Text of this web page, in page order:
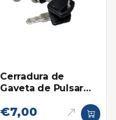
Cerradura de
Gaveta de Pulsar
€7,00